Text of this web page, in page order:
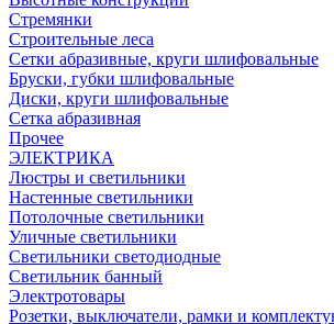
Стремянки
Строительные леса
Сетки абразивные, круги шлифовальные
Бруски, губки шлифовальные
Диски, круги шлифовальные
Сетка абразивная
Прочее
ЭЛЕКТРИКА
Люстры и светильники
Настенные светильники
Потолочные светильники
Уличные светильники
Светильники светодиодные
Светильник банный
Электротовары
Розетки, выключатели, рамки и